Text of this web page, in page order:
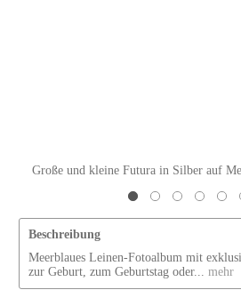
Große und kleine Futura in Silber auf
Beschreibung
Meerblaues Leinen-Fotoalbum mit
zur Geburt, zum Geburtstag oder...
mehr